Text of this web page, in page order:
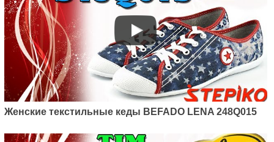
Женские текстильные кеды BEFADO LENA 248Q015